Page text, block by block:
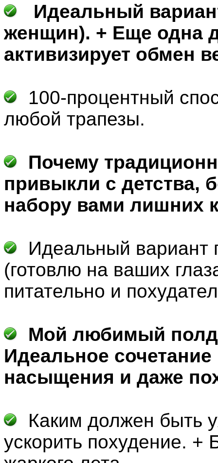
Идеальный
женщин). + Еще одна
активизирует обмен
100-процентный
любой трапезы.
Почему
привыкли с детства,
набору вами лишних
Идеальный вариант
(готовлю на ваших
питательно и
Мой любимый
Идеальное
насыщения и даже
Каким должен быть
ускорить похудение. +